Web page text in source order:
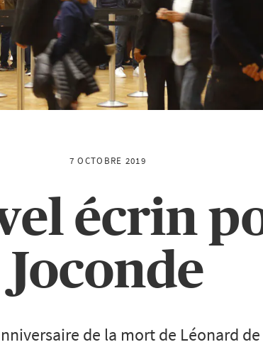
7 OCTOBRE 2019
écrin
Joconde
de la mort de Léonard